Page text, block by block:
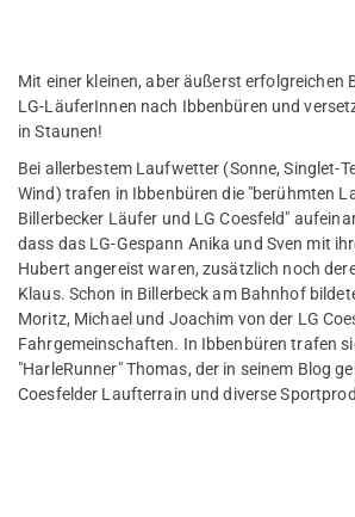
Mit einer kleinen, aber äußerst erfolgreichen
LG-LäuferInnen nach Ibbenbüren und
in Staunen!
Bei allerbestem Laufwetter (Sonne, Singlet-
Wind) trafen in Ibbenbüren die "berühmten
Billerbecker Läufer und LG Coesfeld"
dass das LG-Gespann Anika und Sven mit
Hubert angereist waren, zusätzlich noch
Klaus. Schon in Billerbeck am Bahnhof
Moritz, Michael und Joachim von der LG
Fahrgemeinschaften. In Ibbenbüren trafen
"HarleRunner" Thomas, der in seinem Blog
Coesfelder Laufterrain und diverse
Dart
Fußball
Handball
JuJutsu
Kanu
Karate
Kegeln
Sportangebote finden Webseite
Quicklinks
Sportangebote
Abteilungen